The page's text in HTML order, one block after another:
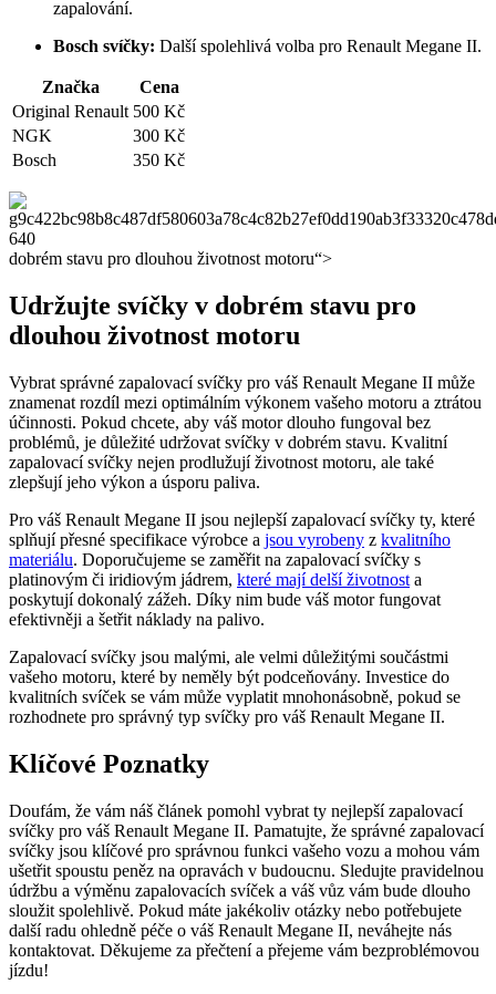
zapalování.
Bosch svíčky: Další spolehlivá volba pro Renault Megane II.
Značka
Cena
Original Renault 500 Kč
NGK
300 Kč
Bosch
350 Kč
dobrém stavu pro dlouhou životnost motoru“>
Udržujte svíčky v dobrém stavu pro
dlouhou životnost motoru
Vybrat správné zapalovací svíčky pro váš Renault Megane II může
znamenat rozdíl mezi optimálním výkonem vašeho motoru a ztrátou
účinnosti. Pokud chcete, aby váš motor dlouho fungoval bez
problémů, je důležité udržovat svíčky v dobrém stavu. Kvalitní
zapalovací svíčky nejen prodlužují životnost motoru, ale také
zlepšují jeho výkon a úsporu paliva.
Pro váš Renault Megane II jsou nejlepší zapalovací svíčky ty, které
splňují přesné specifikace výrobce a jsou vyrobeny z kvalitního
materiálu. Doporučujeme se zaměřit na zapalovací svíčky s
platinovým či iridiovým jádrem, které mají delší životnost a
poskytují dokonalý zážeh. Díky nim bude váš motor fungovat
efektivněji a šetřit náklady na palivo.
Zapalovací svíčky jsou malými, ale velmi důležitými součástmi
vašeho motoru, které by neměly být podceňovány. Investice do
kvalitních svíček se vám může vyplatit mnohonásobně, pokud se
rozhodnete pro správný typ svíčky pro váš Renault Megane II.
Klíčové Poznatky
Doufám, že vám náš článek pomohl vybrat ty nejlepší zapalovací
svíčky pro váš Renault Megane II. Pamatujte, že správné zapalovací
svíčky jsou klíčové pro správnou funkci vašeho vozu a mohou vám
ušetřit spoustu peněz na opravách v budoucnu. Sledujte pravidelnou
údržbu a výměnu zapalovacích svíček a váš vůz vám bude dlouho
sloužit spolehlivě. Pokud máte jakékoliv otázky nebo potřebujete
další radu ohledně péče o váš Renault Megane II, neváhejte nás
kontaktovat. Děkujeme za přečtení a přejeme vám bezproblémovou
jízdu!